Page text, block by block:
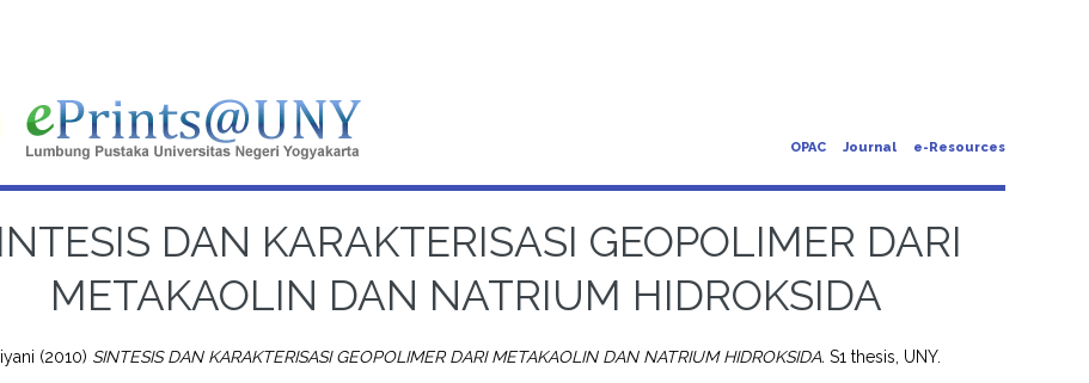
OPAC Journal e-Resources
DAN KARAKTERISASI GEOPOLIMER DARI
METAKAOLIN DAN NATRIUM HIDROKSIDA
(2010) SINTESIS DAN KARAKTERISASI GEOPOLIMER DARI METAKAOLIN DAN NATRIUM HIDROKSIDA. S1 thesis, UNY.